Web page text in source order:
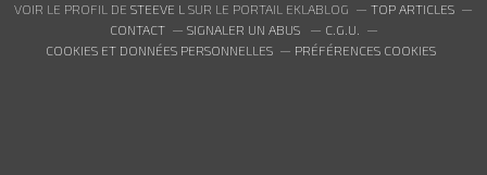
VOIR LE PROFIL DE STEEVE L SUR LE PORTAIL EKLABLOG
TOP ARTICLES
CONTACT
SIGNALER UN ABUS
C.G.U.
COOKIES ET DONNÉES PERSONNELLES
PRÉFÉRENCES COOKIES